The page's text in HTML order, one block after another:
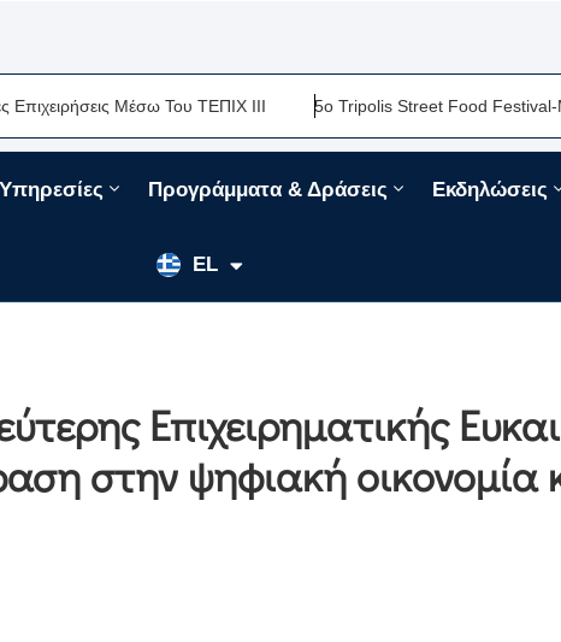
Μέσω Του ΤΕΠΙΧ ΙΙΙ 5ο Tripolis Street Food Festival-Μια
Υπηρεσίες Προγράμματα & Δράσεις Εκδηλώσεις
EL
EN
FR
Επιχειρηματικής
στην ψηφιακή οικονομία